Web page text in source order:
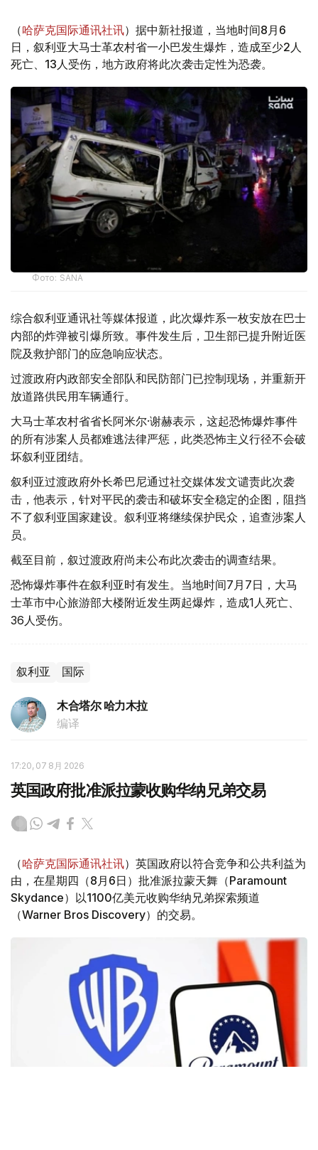
（哈萨克国际通讯社讯）据中新社报道，当地时间8月6
日，叙利亚大马士革农村省一小巴发生爆炸，造成至少2人
死亡、13人受伤，地方政府将此次袭击定性为恐袭。
Фото: SANA
综合叙利亚通讯社等媒体报道，此次爆炸系一枚安放在巴士
内部的炸弹被引爆所致。事件发生后，卫生部已提升附近医
院及救护部门的应急响应状态。
过渡政府内政部安全部队和民防部门已控制现场，并重新开
放道路供民用车辆通行。
大马士革农村省省长阿米尔·谢赫表示，这起恐怖爆炸事件
的所有涉案人员都难逃法律严惩，此类恐怖主义行径不会破
坏叙利亚团结。
叙利亚过渡政府外长希巴尼通过社交媒体发文谴责此次袭
击，他表示，针对平民的袭击和破坏安全稳定的企图，阻挡
不了叙利亚国家建设。叙利亚将继续保护民众，追查涉案人
员。
截至目前，叙过渡政府尚未公布此次袭击的调查结果。
恐怖爆炸事件在叙利亚时有发生。当地时间7月7日，大马
士革市中心旅游部大楼附近发生两起爆炸，造成1人死亡、
36人受伤。
叙利亚 国际
木合塔尔 哈力木拉
编译
17:20, 07 8月 2026
英国政府批准派拉蒙收购华纳兄弟交易
（哈萨克国际通讯社讯）英国政府以符合竞争和公共利益为
由，在星期四（8月6日）批准派拉蒙天舞（Paramount
Skydance）以1100亿美元收购华纳兄弟探索频道
（Warner Bros Discovery）的交易。